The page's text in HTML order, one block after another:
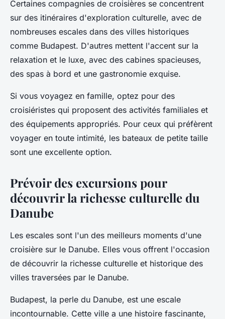
Certaines compagnies de croisières se concentrent
sur des itinéraires d'exploration culturelle, avec de
nombreuses escales dans des villes historiques
comme Budapest. D'autres mettent l'accent sur la
relaxation et le luxe, avec des cabines spacieuses,
des spas à bord et une gastronomie exquise.
Si vous voyagez en famille, optez pour des
croisiéristes qui proposent des activités familiales et
des équipements appropriés. Pour ceux qui préfèrent
voyager en toute intimité, les bateaux de petite taille
sont une excellente option.
Prévoir des excursions pour
découvrir la richesse culturelle du
Danube
Les escales sont l'un des meilleurs moments d'une
croisière sur le Danube. Elles vous offrent l'occasion
de découvrir la richesse culturelle et historique des
villes traversées par le Danube.
Budapest, la perle du Danube, est une escale
incontournable. Cette ville a une histoire fascinante,